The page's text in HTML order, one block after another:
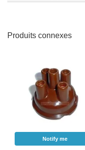
Produits connexes
Notify me